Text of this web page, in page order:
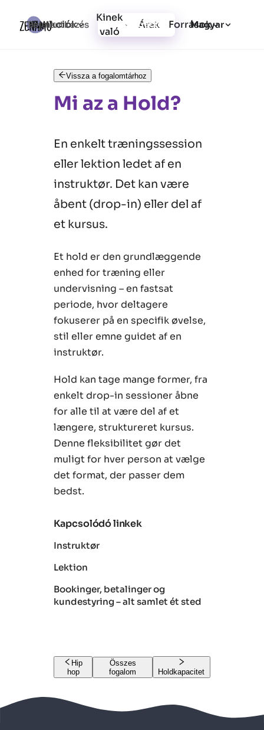
Funkciók
Kinek
való
Árak Források
Bejelentkezés Regisztráció Magyar
Vissza a fogalomtárhoz
Mi az a Hold?
En enkelt træningssession
eller lektion ledet af en
instruktør. Det kan være
åbent (drop-in) eller del af
et kursus.
Et hold er den grundlæggende
enhed for træning eller
undervisning – en fastsat
periode, hvor deltagere
fokuserer på en specifik øvelse,
stil eller emne guidet af en
instruktør.
Hold kan tage mange former, fra
enkelt drop-in sessioner åbne
for alle til at være del af et
længere, struktureret kursus.
Denne fleksibilitet gør det
muligt for hver person at vælge
det format, der passer dem
bedst.
Kapcsolódó linkek
Instruktør
Lektion
Bookinger, betalinger og
kundestyring – alt samlet ét sted
Hip
hop
Összes
fogalom
Holdkapacitet